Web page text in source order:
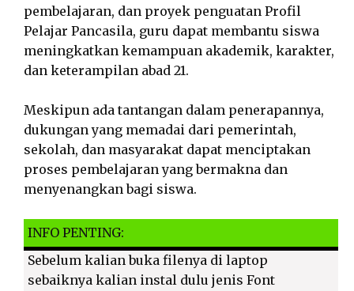
pembelajaran, dan proyek penguatan Profil
Pelajar Pancasila, guru dapat membantu siswa
meningkatkan kemampuan akademik, karakter,
dan keterampilan abad 21.
Meskipun ada tantangan dalam penerapannya,
dukungan yang memadai dari pemerintah,
sekolah, dan masyarakat dapat menciptakan
proses pembelajaran yang bermakna dan
menyenangkan bagi siswa.
INFO PENTING:
Sebelum kalian buka filenya di laptop
sebaiknya kalian instal dulu jenis Font